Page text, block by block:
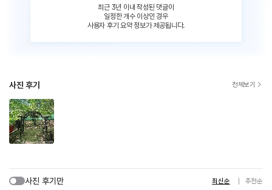
최근 3년 이내 작성된 댓글이
일정한 개수 이상인 경우
사용자 후기 요약 정보가 제공됩니다.
사진 후기 전체보기
사진 후기만 최신순 추천순